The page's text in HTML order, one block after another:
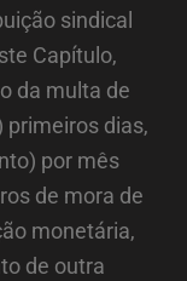
sindical
Capítulo,
da multa de
primeiros dias,
por mês
de mora de
monetária,
de outra